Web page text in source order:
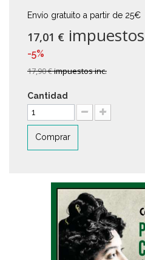
Envío gratuito a partir de 25€
17,01 €
-5%
17,90 €impuestos inc.
Cantidad
Comprar